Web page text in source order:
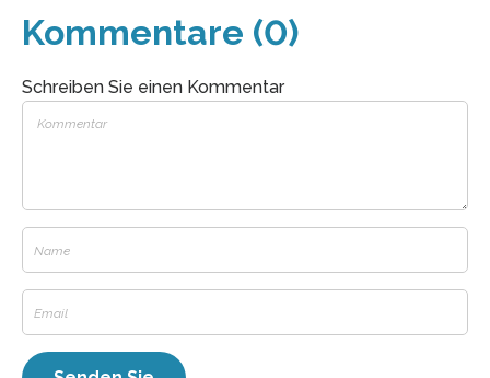
Kommentare (0)
Schreiben Sie einen Kommentar